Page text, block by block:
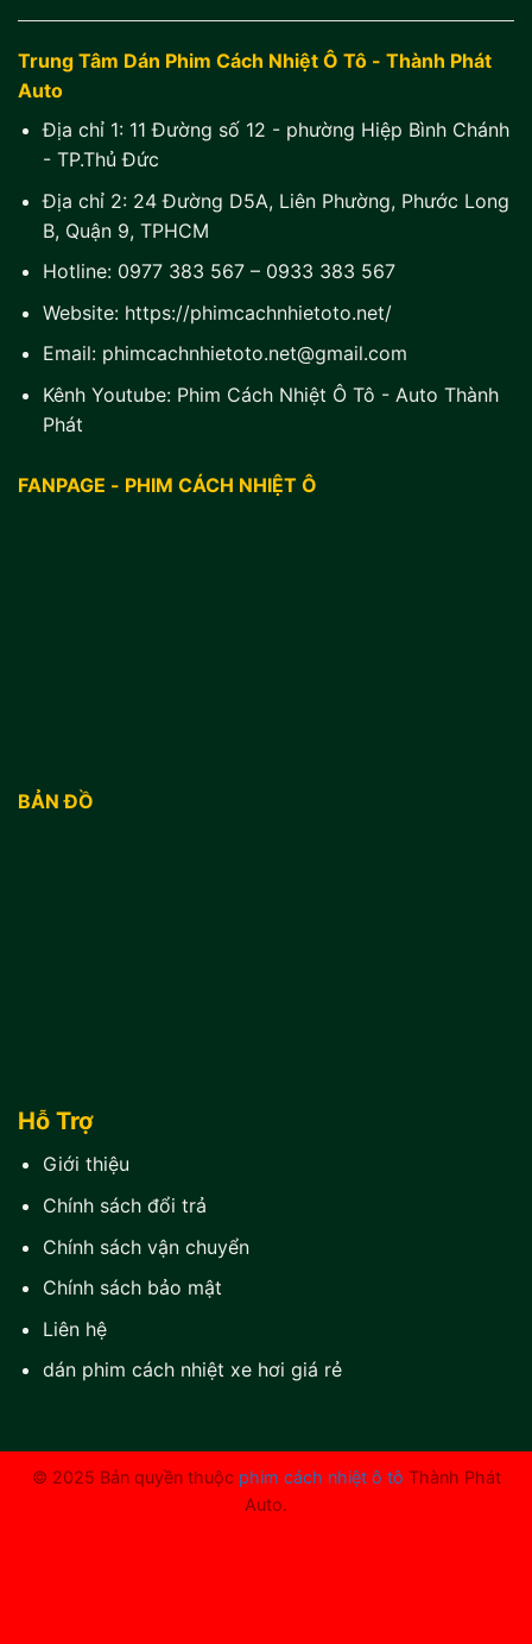
Trung Tâm Dán Phim Cách Nhiệt Ô Tô - Thành Phát
Auto
Địa chỉ 1: 11 Đường số 12 - phường Hiệp Bình Chánh
- TP.Thủ Đức
Địa chỉ 2: 24 Đường D5A, Liên Phường, Phước Long
B, Quận 9, TPHCM
Hotline: 0977 383 567– 0933 383 567
Website: https://phimcachnhietoto.net/
Email: phimcachnhietoto.net@gmail.com
Kênh Youtube: Phim Cách Nhiệt Ô Tô - Auto Thành
Phát
FANPAGE - PHIM CÁCH NHIỆT Ô
BẢN ĐỒ
Hỗ Trợ
Giới thiệu
Chính sách đổi trả
Chính sách vận chuyển
Chính sách bảo mật
Liên hệ
dán phim cách nhiệt xe hơi giá rẻ
© 2025 Bản quyền thuộc phim cách nhiệt ô tô Thành Phát
Auto.